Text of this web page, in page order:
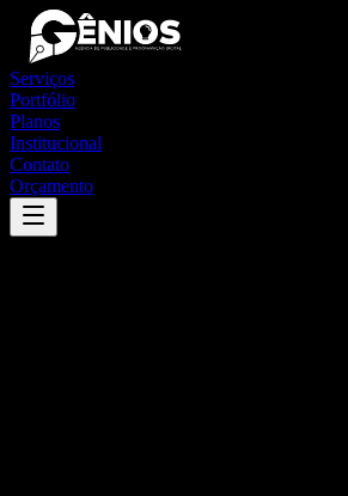
Serviços
Portfólio
Planos
Institucional
Contato
Orçamento